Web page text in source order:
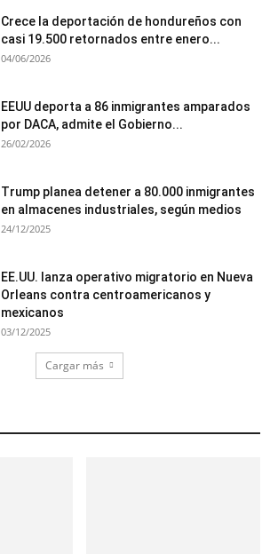
Crece la deportación de hondureños con
casi 19.500 retornados entre enero...
04/06/2026
EEUU deporta a 86 inmigrantes amparados
por DACA, admite el Gobierno...
26/02/2026
Trump planea detener a 80.000 inmigrantes
en almacenes industriales, según medios
24/12/2025
EE.UU. lanza operativo migratorio en Nueva
Orleans contra centroamericanos y
mexicanos
03/12/2025
Cargar más